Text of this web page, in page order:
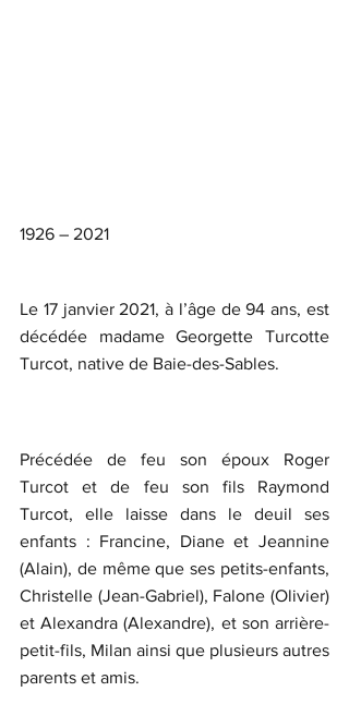
1926 – 2021
Le 17 janvier 2021, à l’âge de 94 ans, est
décédée madame Georgette Turcotte
Turcot, native de Baie-des-Sables.
Précédée de feu son époux Roger
Turcot et de feu son fils Raymond
Turcot, elle laisse dans le deuil ses
enfants : Francine, Diane et Jeannine
(Alain), de même que ses petits-enfants,
Christelle (Jean-Gabriel), Falone (Olivier)
et Alexandra (Alexandre), et son arrière-
petit-fils, Milan ainsi que plusieurs autres
parents et amis.